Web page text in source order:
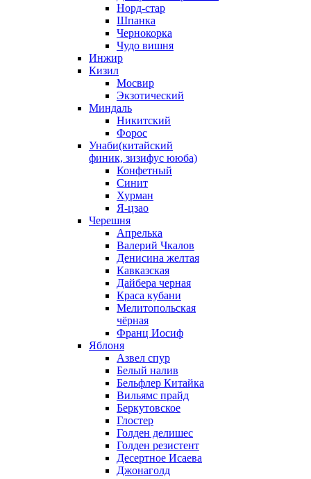
Норд-стар
Шпанка
Чернокорка
Чудо вишня
Инжир
Кизил
Мосвир
Экзотический
Миндаль
Никитский
Форос
Унаби(китайский
финик, зизифус ююба)
Конфетный
Синит
Хурман
Я-цзао
Черешня
Апрелька
Валерий Чкалов
Денисина желтая
Кавказская
Дайбера черная
Краса кубани
Мелитопольская
чёрная
Франц Иосиф
Яблоня
Азвел спур
Белый налив
Бельфлер Китайка
Вильямс прайд
Беркутовское
Глостер
Голден делишес
Голден резистент
Десертное Исаева
Джонаголд